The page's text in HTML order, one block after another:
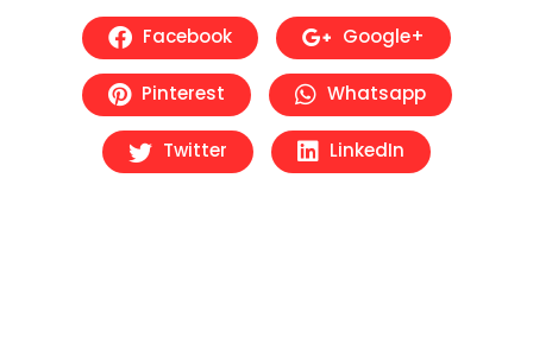
Facebook Google+
Pinterest Whatsapp
Twitter LinkedIn